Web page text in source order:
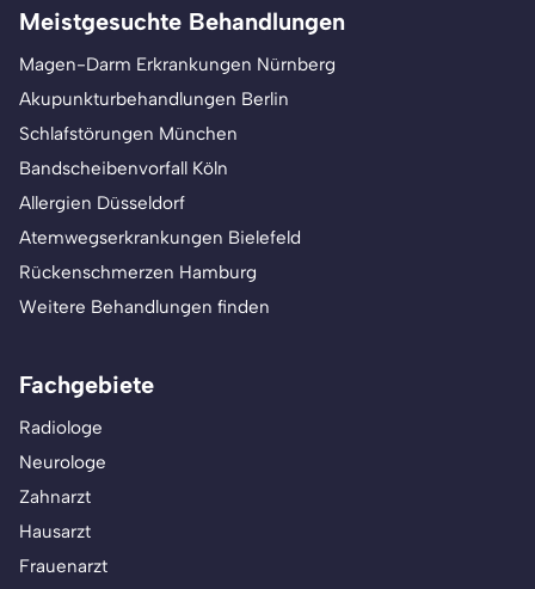
Meistgesuchte Behandlungen
Magen-Darm Erkrankungen Nürnberg
Akupunkturbehandlungen Berlin
Schlafstörungen München
Bandscheibenvorfall Köln
Allergien Düsseldorf
Atemwegserkrankungen Bielefeld
Rückenschmerzen Hamburg
Weitere Behandlungen finden
Fachgebiete
Radiologe
Neurologe
Zahnarzt
Hausarzt
Frauenarzt